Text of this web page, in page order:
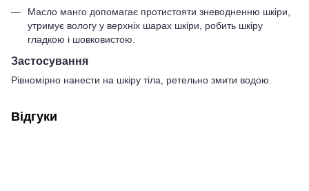
Масло манго допомагає протистояти зневодненню шкіри,
утримує вологу у верхніх шарах шкіри, робить шкіру
гладкою і шовковистою.
Застосування
Рівномірно нанести на шкіру тіла, ретельно змити водою.
Відгуки